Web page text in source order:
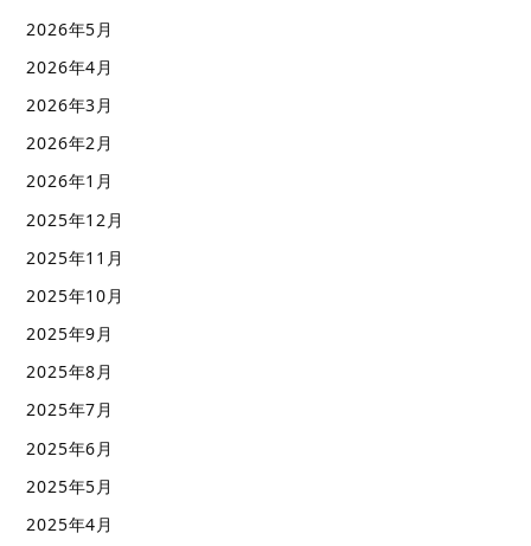
2026年5月
2026年4月
2026年3月
2026年2月
2026年1月
2025年12月
2025年11月
2025年10月
2025年9月
2025年8月
2025年7月
2025年6月
2025年5月
2025年4月